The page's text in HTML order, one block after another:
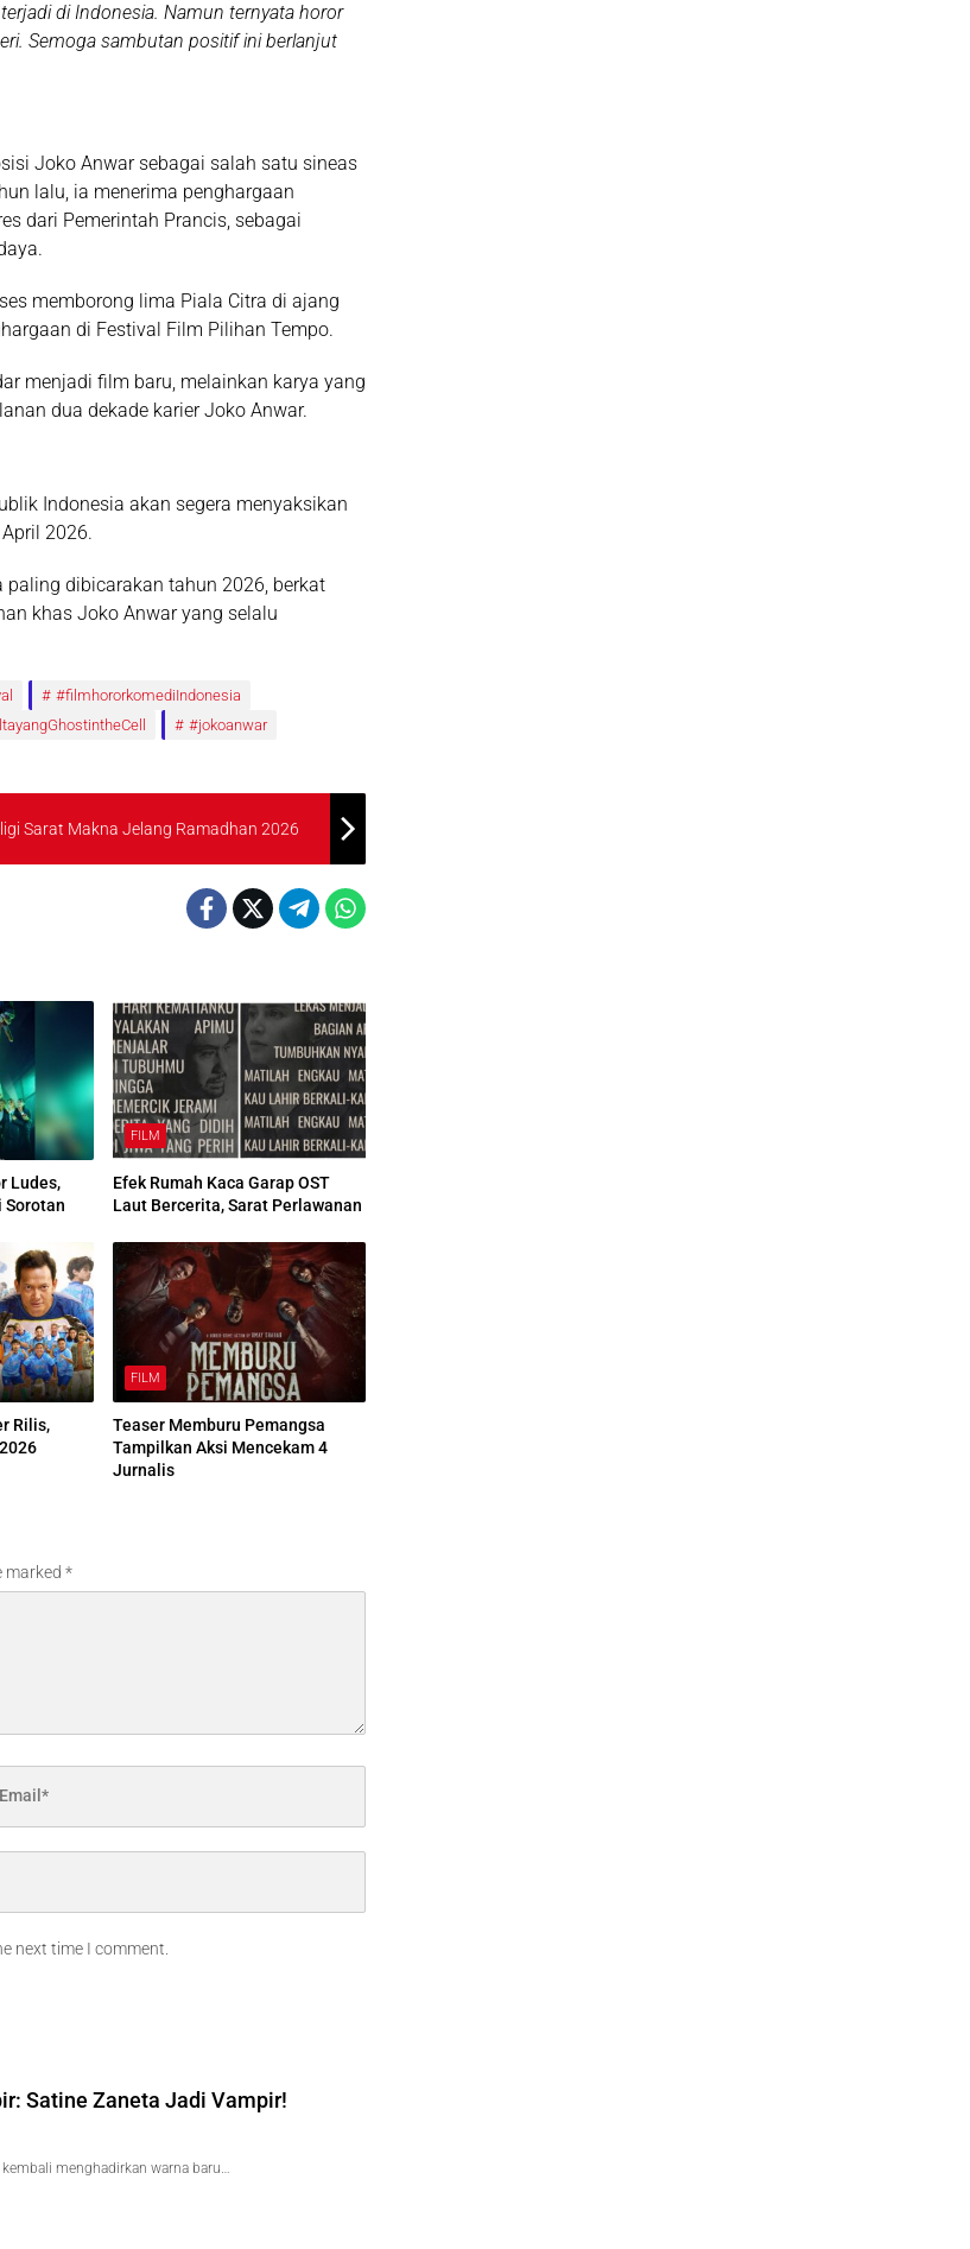
di Indonesia. Namun ternyata horor
Semoga sambutan positif ini berlanjut
Joko Anwar sebagai salah satu sineas
lalu, ia menerima penghargaan
dari Pemerintah Prancis, sebagai
memborong lima Piala Citra di ajang
di Festival Film Pilihan Tempo.
menjadi film baru, melainkan karya yang
dua dekade karier Joko Anwar.
Indonesia akan segera menyaksikan
2026.
dibicarakan tahun 2026, berkat
khas Joko Anwar yang selalu
#filmhororkomediIndonesia
#jokoanwar
Sarat Makna Jelang Ramadhan 2026
Ludes,
Sorotan
FILM
Efek Rumah Kaca Garap OST
Laut Bercerita, Sarat Perlawanan
Rilis,
FILM
Teaser Memburu Pemangsa
Tampilkan Aksi Mencekam 4
Jurnalis
marked *
next time I comment.
Satine Zaneta Jadi Vampir!
menghadirkan warna baru…